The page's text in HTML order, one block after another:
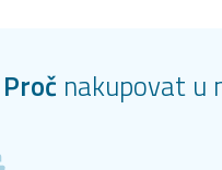
Proč nakupovat u